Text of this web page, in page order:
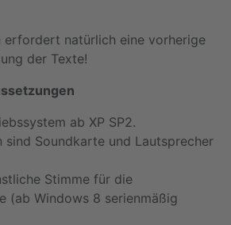
erfordert natürlich eine vorherige
der Texte!
ab XP SP2.
sind Soundkarte und Lautsprecher
Stimme für die
(ab Windows 8 serienmäßig